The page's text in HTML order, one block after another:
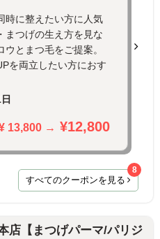
時に整えたい方に人気
まつげの生え方を見な
とまつ毛をご提案。
を両立したい方におす
13,800 → ¥12,800
すべてのクーポンを見る
8
店【まつげパーマ/パリジ